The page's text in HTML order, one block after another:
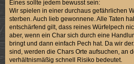
Eines sollte jedem bewusst sein:
Wir spielen in einer durchaus gefährlichen
sterben. Auch lieb gewonnene. Alle Taten
entschärfend gilt, dass reines Würfelpech
aber, wenn ein Char sich durch eine
bringt und dann einfach Pech hat. Da wir
sind, werden die Chars Orte aufsuchen, an
verhältnismäßig schnell Risiko bedeutet.